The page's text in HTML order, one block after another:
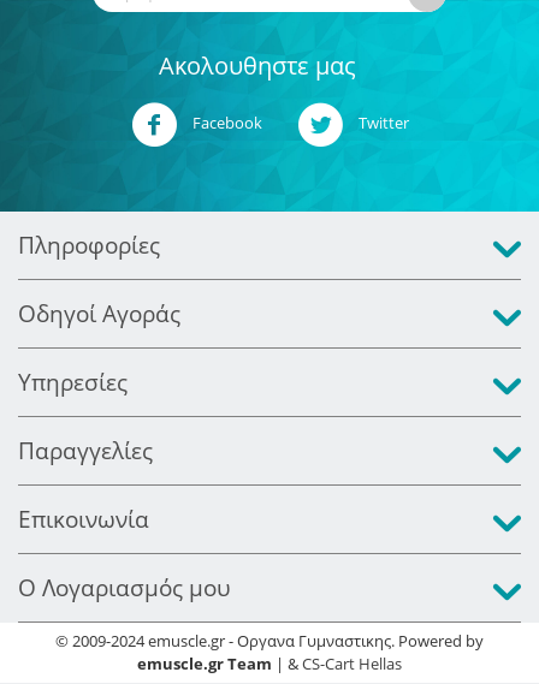
Ακολουθηστε μας
Facebook Twitter
Πληροφορίες
Οδηγοί Αγοράς
Υπηρεσίες
Παραγγελίες
Επικοινωνία
Ο Λογαριασμός μου
© 2009-2024 emuscle.gr - Οργανα Γυμναστικης. Powered by
emuscle.gr Team | &CS-Cart Hellas